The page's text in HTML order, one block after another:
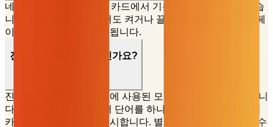
네! 프리 스페이스는 5×5 카드에서 기본으로 활성화되어 있습
니다. 어떤 격자 크기에서도 켜거나 끌 수 있습니다. 프리 스페
이스는 카드 중앙에 표시됩니다.
진행자 목록이란 무엇인가요?
진행자 목록은 빙고 카드에 사용된 모든 단어를 섞은 목록입니
다. 진행자가 이 목록에서 단어를 하나씩 읽으면, 참가자들이
카드에서 해당 단어를 표시합니다. 별도 PDF로 다운로드할 수